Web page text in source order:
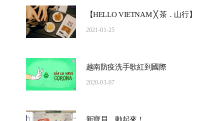
【HELLO VIETNAM ╳ 茶．山行】
2021-01-25
越南防疫洗手歌紅到國際
2020-03-07